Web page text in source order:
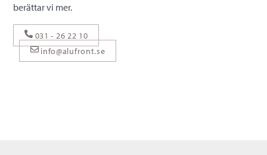
berättar vi mer.
031 - 26 22 10
info@alufront.se